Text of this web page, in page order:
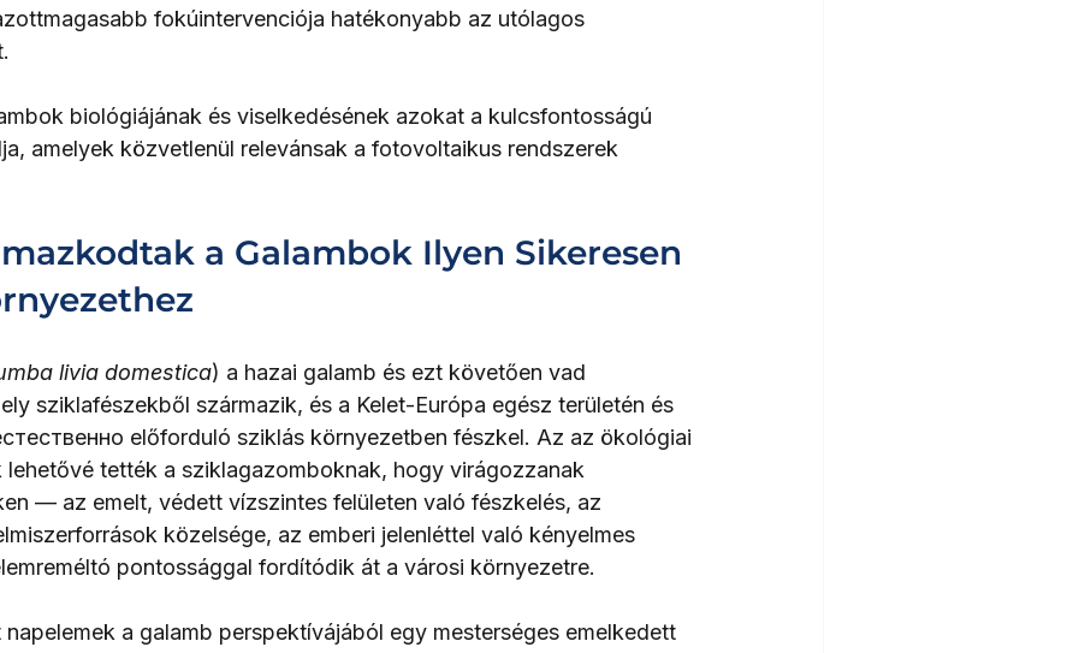
fokúintervenciója hatékonyabb az utólagos
biológiájának és viselkedésének azokat a kulcsfontosságú
amelyek közvetlenül relevánsak a fotovoltaikus rendszerek
a Galambok Ilyen Sikeresen
livia domestica) a hazai galamb és ezt követően vad
sziklafészekből származik, és a Kelet-Európa egész területén és
előforduló sziklás környezetben fészkel. Az az ökológiai
lehetővé tették a sziklagazomboknak, hogy virágozzanak
— az emelt, védett vízszintes felületen való fészkelés, az
közelsége, az emberi jelenléttel való kényelmes
pontossággal fordítódik át a városi környezetre.
a galamb perspektívájából egy mesterséges emelkedett